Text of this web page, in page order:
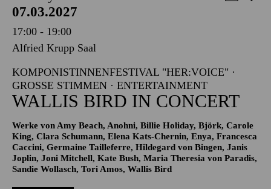
07.03.2027
17:00 - 19:00
Alfried Krupp Saal
KOMPONISTINNENFESTIVAL "HER:VOICE" ·
GROSSE STIMMEN · ENTERTAINMENT
WALLIS BIRD IN CONCERT
Werke von Amy Beach, Anohni, Billie Holiday, Björk, Carole
King, Clara Schumann, Elena Kats-Chernin, Enya, Francesca
Caccini, Germaine Tailleferre, Hildegard von Bingen, Janis
Joplin, Joni Mitchell, Kate Bush, Maria Theresia von Paradis,
Sandie Wollasch, Tori Amos, Wallis Bird